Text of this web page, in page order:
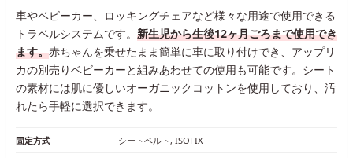
車やベビーカー、ロッキングチェアなど様々な用途で使用できる
トラベルシステムです。 新生児から生後12ヶ月ごろまで使用でき
ます。赤ちゃんを乗せたまま簡単に車に取り付けでき、アップリ
カの別売りベビーカーと組みあわせての使用も可能です。シート
の素材には肌に優しいオーガニックコットンを使用しており、汚
れたら手軽に選択できます。
固定方式 シートベルト, ISOFIX